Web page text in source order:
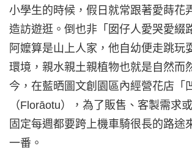
小學生的時候，假日就常跟著愛蒔花
造訪遊逛。倒也非「囡仔人愛哭愛綴
阿嬤算是山上人家，他自幼便走跳玩
環境，親水親土親植物也就是自然而
今，在藍晒圖文創園區內經營花店「
（Florāotu），為了販售、客製需求
固定每週都要跨上機車騎很長的路途
一番。